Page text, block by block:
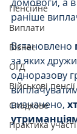
Пенсійне
Виплати
Бізнес
ОГД
Військові пенсії
Спадкове
Практика
раніше
Встановлено
за яких
одноразову
визначено,